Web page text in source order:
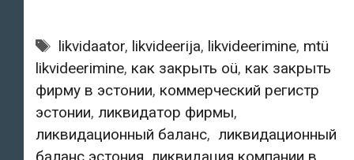
Tags:
likvidaator, likvideerija, likvideerimine, mtü
likvideerimine, как закрыть oü, как закрыть
фирму в эстонии, коммерческий регистр
эстонии, ликвидатор фирмы,
ликвидационный баланс, ликвидационный